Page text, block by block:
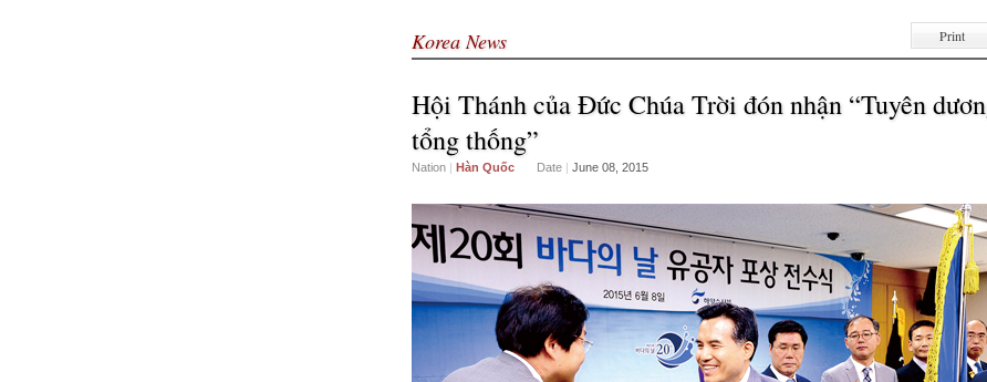
Korea News Print
Hội Thánh của Đức Chúa Trời đón nhận “Tuyên
tổng thống”
Nation | Hàn Quốc Date | June 08, 2015